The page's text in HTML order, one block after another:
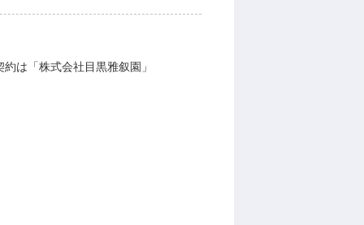
は「株式会社目黒雅叙園」